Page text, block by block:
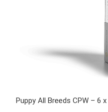
Puppy All Breeds CPW – 6